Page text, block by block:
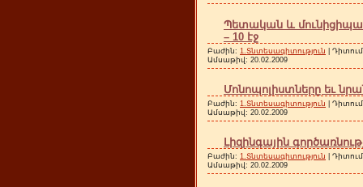
Պետական և
– 10 էջ
Բաժին: 1.Տնտեսագիտություն |
Ամսաթիվ: 20.02.2009
Մոնոպոլիստները եւ
Բաժին: 1.Տնտեսագիտություն |
Ամսաթիվ: 20.02.2009
Լիզինգային
Բաժին: 1.Տնտեսագիտություն |
Ամսաթիվ: 20.02.2009